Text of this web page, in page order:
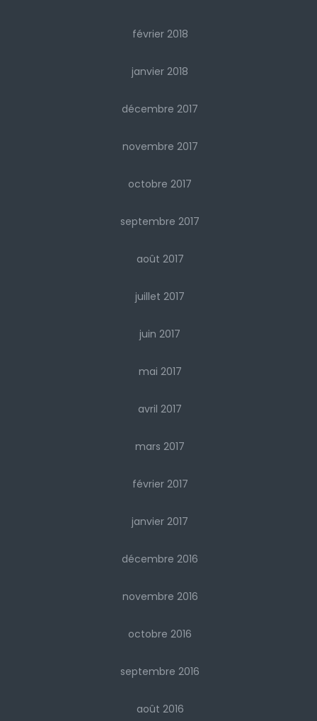
février 2018
janvier 2018
décembre 2017
novembre 2017
octobre 2017
septembre 2017
août 2017
juillet 2017
juin 2017
mai 2017
avril 2017
mars 2017
février 2017
janvier 2017
décembre 2016
novembre 2016
octobre 2016
septembre 2016
août 2016